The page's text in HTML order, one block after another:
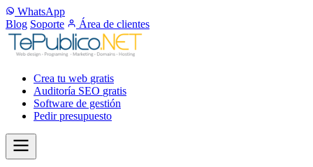
WhatsApp
Blog Soporte Área de clientes
Crea tu web gratis
Auditoría SEO gratis
Software de gestión
Pedir presupuesto